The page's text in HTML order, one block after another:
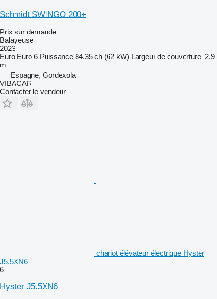
Schmidt SWINGO 200+
Prix sur demande
Balayeuse
2023
Euro Euro 6 Puissance 84.35 ch (62 kW) Largeur de couverture 2,9
m
Espagne, Gordexola
VIBACAR
Contacter le vendeur
chariot élévateur électrique Hyster
J5.5XN6
6
Hyster J5.5XN6